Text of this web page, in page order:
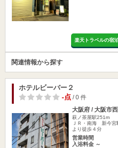
楽天トラベルの宿
関連情報から探す
ホテルビーバー２
-点 / 0 件
大阪府 / 大阪市
萩ノ茶屋駅251m
ＪＲ・南海 新今
より徒歩４分
営業時間
入浴料金 ～